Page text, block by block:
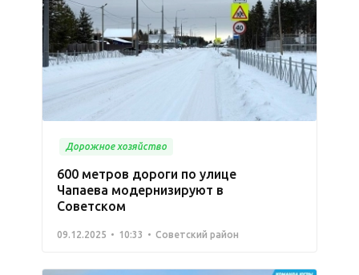
Дорожное хозяйство
600 метров дороги по улице
Чапаева модернизируют в
Советском
09.12.2025 10:33 Советский район